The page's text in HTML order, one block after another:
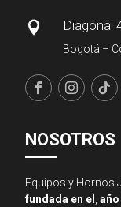
 Diagonal
Bogotá –
NOSOTROS
Equipos y Hornos
fundada en el ,año